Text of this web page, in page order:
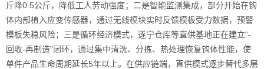
斤降0.5公斤，降低工人劳动强度；二是智能监测集成，部分开始在钩
体内部植入应变传感器，通过无线模块实时反馈模板受力数据，预警
模板失稳风险；三是循环经济模式，遂宁仓库等直供基地正在建立“-
回收-再制造”闭环，通过集中清洗、分拣、热处理恢复钩体性能，使
单件产品生命周期延长5年以上。在供应链端，直供模式逐步替代多层